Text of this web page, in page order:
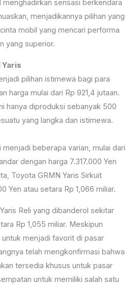
menghadirkan sensasi berkendara
menjadikannya pilihan yang
mobil yang mencari performa
yang superior.
Yaris
pilihan istimewa bagi para
harga mulai dari Rp 921,4 jutaan.
hanya diproduksi sebanyak 500
yang langka dan istimewa.
beberapa varian, mulai dari
dengan harga 7.317.000 Yen
Toyota GRMN Yaris Sirkuit
Yen atau setara Rp 1,066 miliar.
Reli yang dibanderol sekitar
Rp 1,055 miliar. Meskipun
menjadi favorit di pasar
telah mengkonfirmasi bahwa
tersedia khusus untuk pasar
untuk memiliki salah satu